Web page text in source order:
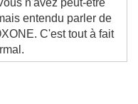
n'avez peut-être
entendu parler de
C'est tout à fait